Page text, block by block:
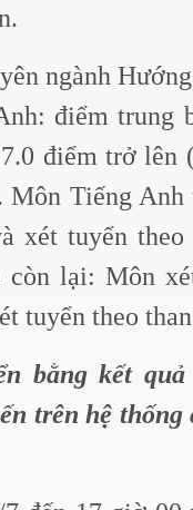
ngành
điểm trung
điểm trở lên
Môn Tiếng
xét tuyển
còn lại: Môn
tuyển theo
bằng kết
trên hệ